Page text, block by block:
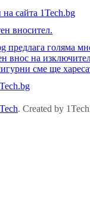
сайта 1Tech.bg
вносител.
предлага голяма
внос на
сме ще
. Created by